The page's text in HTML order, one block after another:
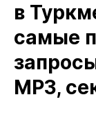
в
самые
MP3,